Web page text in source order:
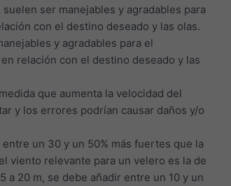
ser manejables y agradables para
con el destino deseado y las olas.
y agradables para el
relación con el destino deseado y las
que aumenta la velocidad del
y los errores podrían causar daños y/o
un 30 y un 50% más fuertes que la
viento relevante para un velero es la de
a 20 m, se debe añadir entre un 10 y un